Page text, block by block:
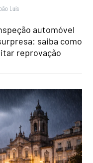
Luís
automóvel
saiba como
reprovação